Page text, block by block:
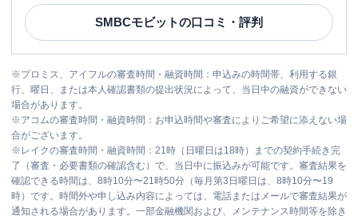
SMBCモビットの口コミ・評判
※プロミス、アイフルの審査時間・融資時間：申込みの時間帯、利用する銀
行、曜日、または本人確認書類の提出状況によって、当日中の融資ができない
場合があります。
※アコムの審査時間・融資時間：お申込時間や審査によりご希望に添えない場
合がございます。
※ レイクの審査時間・融資時間：21時（日曜日は18時）までの契約手続き完
了（審査・必要書類の確認含む）で、当日中に振込みが可能です。審査結果を
確認できる時間は、8時10分〜21時50分（毎月第3日曜日は、8時10分〜19
時）です。時間外や申し込み内容によっては、電話またはメールで審査結果が
通知される場合があります。一部金融機関および、メンテナンス時間等を除き